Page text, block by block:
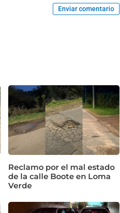
Enviar comentario
Reclamo por el mal estado
de la calle Boote en Loma
Verde